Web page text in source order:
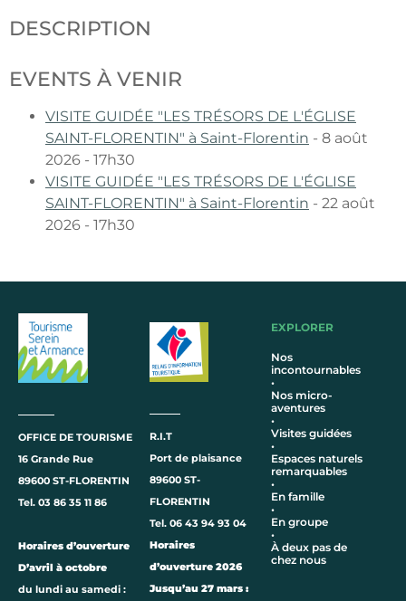
DESCRIPTION
EVENTS À VENIR
VISITE GUIDÉE "LES TRÉSORS DE L'ÉGLISE
SAINT-FLORENTIN" à Saint-Florentin - 8 août
2026 - 17h30
VISITE GUIDÉE "LES TRÉSORS DE L'ÉGLISE
SAINT-FLORENTIN" à Saint-Florentin - 22 août
2026 - 17h30
OFFICE DE TOURISME
16 Grande Rue
89600 ST-FLORENTIN
Tel. 03 86 35 11 86
Horaires d’ouverture
D’avril à octobre
du lundi au samedi :
R.I.T
Port de plaisance
89600 ST-
FLORENTIN
Tel. 06 43 94 93 04
Horaires
d’ouverture 2026
Jusqu’au 27 mars :
EXPLORER
Nos
incontournables
•
Nos micro-
aventures
•
Visites guidées
•
Espaces naturels
remarquables
•
En famille
•
En groupe
•
À deux pas de
chez nous